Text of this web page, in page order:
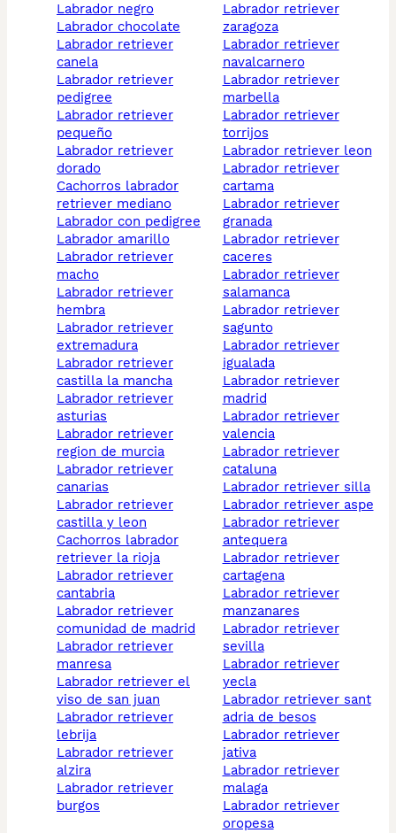
labrador negro
labrador chocolate
labrador retriever
canela
labrador retriever
pedigree
labrador retriever
pequeño
labrador retriever
dorado
cachorros labrador
retriever mediano
labrador con pedigree
labrador amarillo
labrador retriever
macho
labrador retriever
hembra
labrador retriever
extremadura
labrador retriever
castilla la mancha
labrador retriever
asturias
labrador retriever
region de murcia
labrador retriever
canarias
labrador retriever
castilla y leon
cachorros labrador
retriever la rioja
labrador retriever
cantabria
labrador retriever
comunidad de madrid
labrador retriever
manresa
labrador retriever el
viso de san juan
labrador retriever
lebrija
labrador retriever
alzira
labrador retriever
burgos
labrador retriever
zaragoza
labrador retriever
navalcarnero
labrador retriever
marbella
labrador retriever
torrijos
labrador retriever leon
labrador retriever
cartama
labrador retriever
granada
labrador retriever
caceres
labrador retriever
salamanca
labrador retriever
sagunto
labrador retriever
igualada
labrador retriever
madrid
labrador retriever
valencia
labrador retriever
cataluna
labrador retriever silla
labrador retriever aspe
labrador retriever
antequera
labrador retriever
cartagena
labrador retriever
manzanares
labrador retriever
sevilla
labrador retriever
yecla
labrador retriever sant
adria de besos
labrador retriever
jativa
labrador retriever
malaga
labrador retriever
oropesa